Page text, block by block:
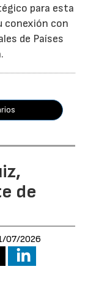
para esta
conexión con
de Países
de
07/2026